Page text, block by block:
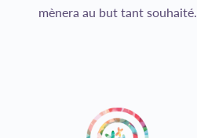
mènera au but tant souhaité.